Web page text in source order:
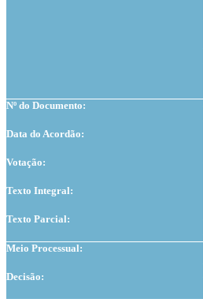
Nº do Documento:
Data do Acordão:
Votação:
Texto Integral:
Texto Parcial:
Meio Processual:
Decisão: